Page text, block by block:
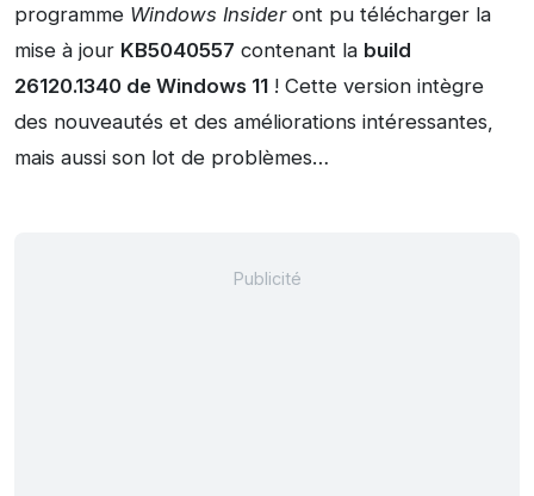
programme Windows Insideront pu télécharger la
mise à jour KB5040557 contenant la build
26120.1340 de Windows 11 ! Cette version intègre
des nouveautés et des améliorations intéressantes,
mais aussi son lot de problèmes…